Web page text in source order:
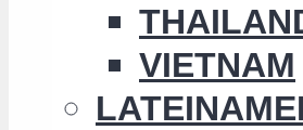
VIETNAM